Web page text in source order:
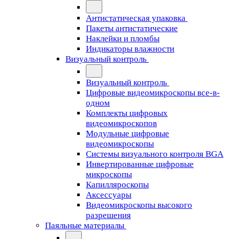
Антистатическая упаковка
Пакеты антистатические
Наклейки и пломбы
Индикаторы влажности
Визуальный контроль
Визуальный контроль
Цифровые видеомикроскопы все-в-
одном
Комплекты цифровых
видеомикроскопов
Модульные цифровые
видеомикроскопы
Cистемы визуального контроля BGA
Инвертированные цифровые
микроскопы
Капилляроскопы
Аксессуары
Видеомикроскопы высокого
разрешения
Паяльные материалы